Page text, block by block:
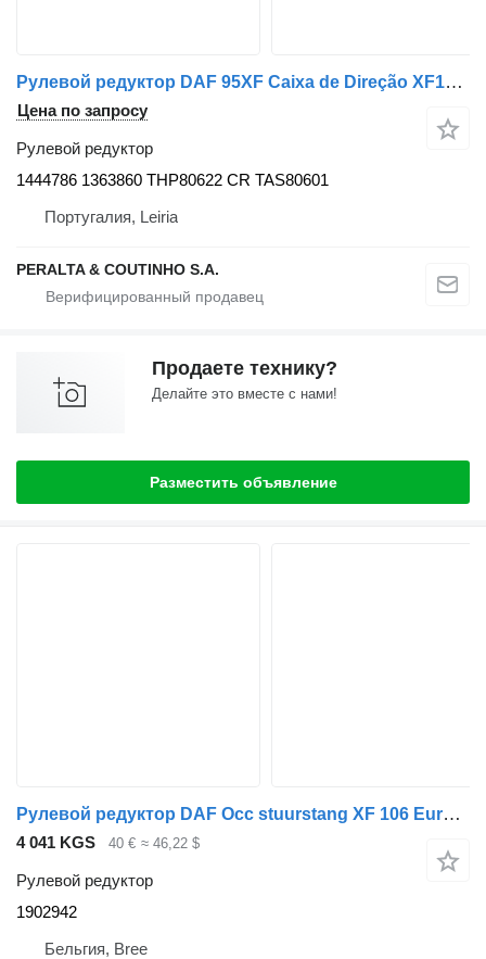
Рулевой редуктор DAF 95XF Caixa de Direção XF105 1444786 для грузовика DAF
Цена по запросу
Рулевой редуктор
1444786 1363860 THP80622 CR TAS80601
Португалия, Leiria
PERALTA & COUTINHO S.A.
Продаете технику?
Делайте это вместе с нами!
Разместить объявление
Рулевой редуктор DAF Occ stuurstang XF 106 Euro 6 1902942 для грузовика
4 041 KGS 40 € ≈ 46,22 $
Рулевой редуктор
1902942
Бельгия, Bree